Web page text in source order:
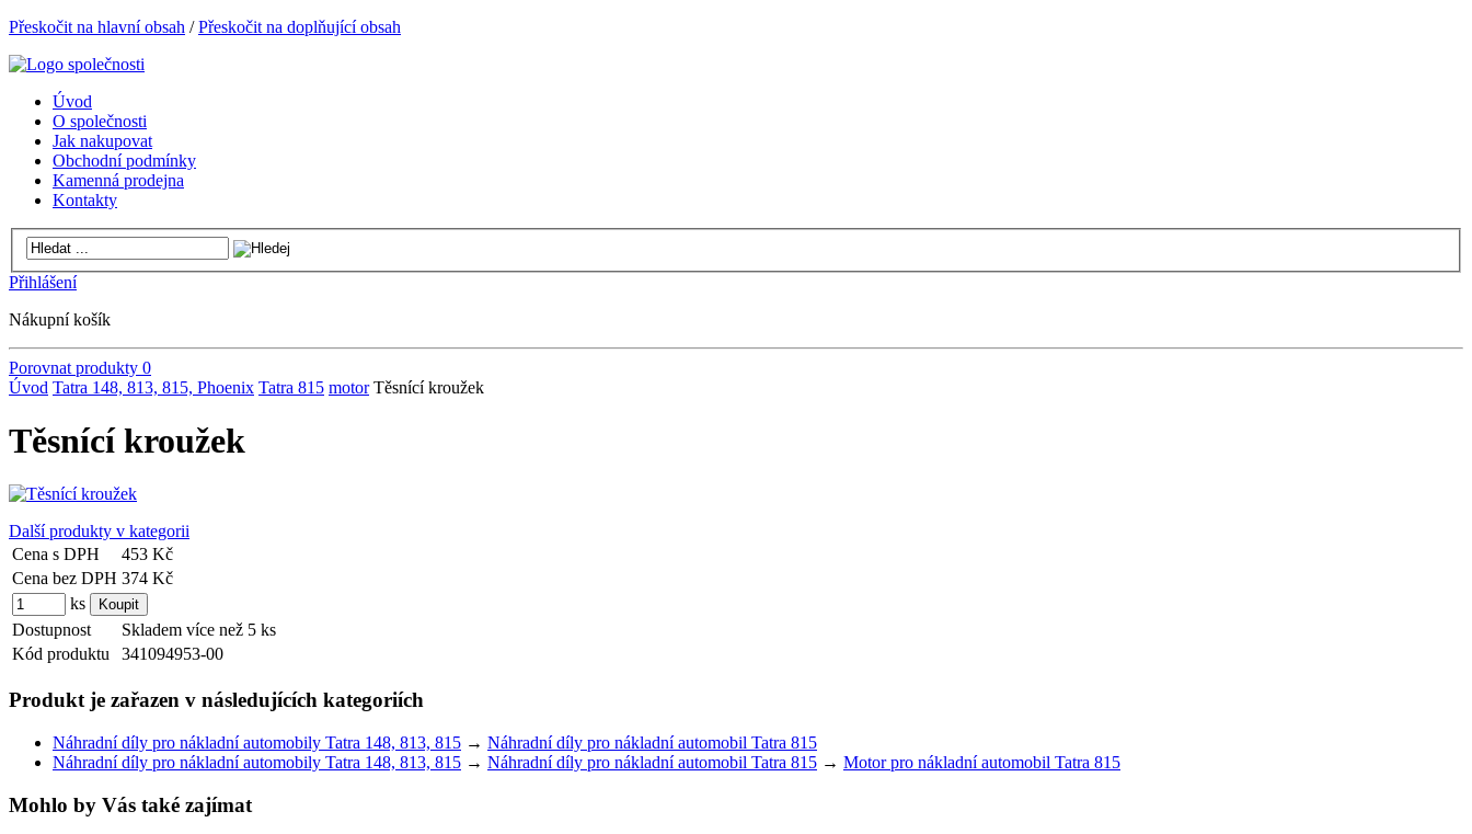
Přeskočit na hlavní obsah /Přeskočit na doplňující obsah
Úvod
O společnosti
Jak nakupovat
Obchodní podmínky
Kamenná prodejna
Kontakty
Přihlášení
Nákupní košík
Porovnat produkty 0
Úvod Tatra 148, 813, 815, Phoenix Tatra 815 motor Těsnící kroužek
Těsnící kroužek
Další produkty v kategorii
Cena s DPH
453 Kč
Cena bez DPH 374 Kč
ks
Dostupnost
Skladem více než 5 ks
Kód produktu
341094953-00
Produkt je zařazen v následujících kategoriích
Náhradní díly pro nákladní automobily Tatra 148, 813, 815 → Náhradní díly pro nákladní automobil Tatra 815
Náhradní díly pro nákladní automobily Tatra 148, 813, 815 → Náhradní díly pro nákladní automobil Tatra 815 → Motor pro nákladní automobil Tatra 815
Mohlo by Vás také zajímat